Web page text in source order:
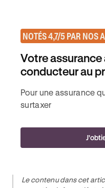
NOTÉS 4,7/5 PAR NOS
Votre assurance
conducteur au
Pour une assurance
surtaxer
Le contenu dans cet